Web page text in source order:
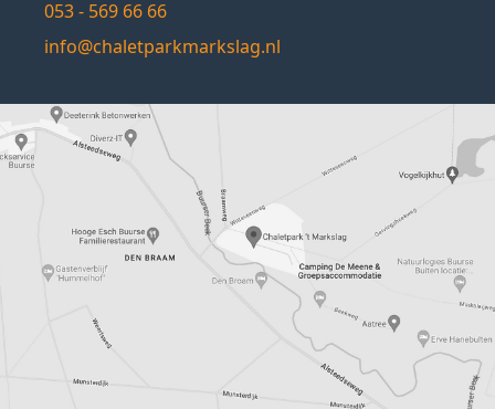
053 - 569 66 66
info@chaletparkmarkslag.nl